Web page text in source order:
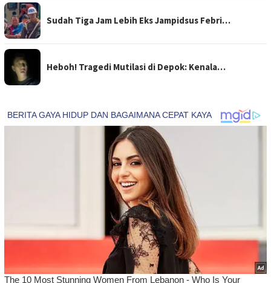
Sudah Tiga Jam Lebih Eks Jampidsus Febri…
Heboh! Tragedi Mutilasi di Depok: Kenala…